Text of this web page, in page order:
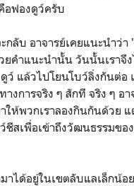
อฟองดูว์ครับ
ลับ อาจารย์เคยแนะนำว่า
คำแนะนำนั้น วันนั้นเราจึ
แล้วไปโยนโบว์ลิ่งกันต่อ
งการจริง ๆ สักที จริง ๆ อา
ให้พวกเราลองกินกันด้วย
สเพื่อเข้าถึงวัฒนธรรมขอ
ได้อยู่ในเขตลับแลเล็กน้อ